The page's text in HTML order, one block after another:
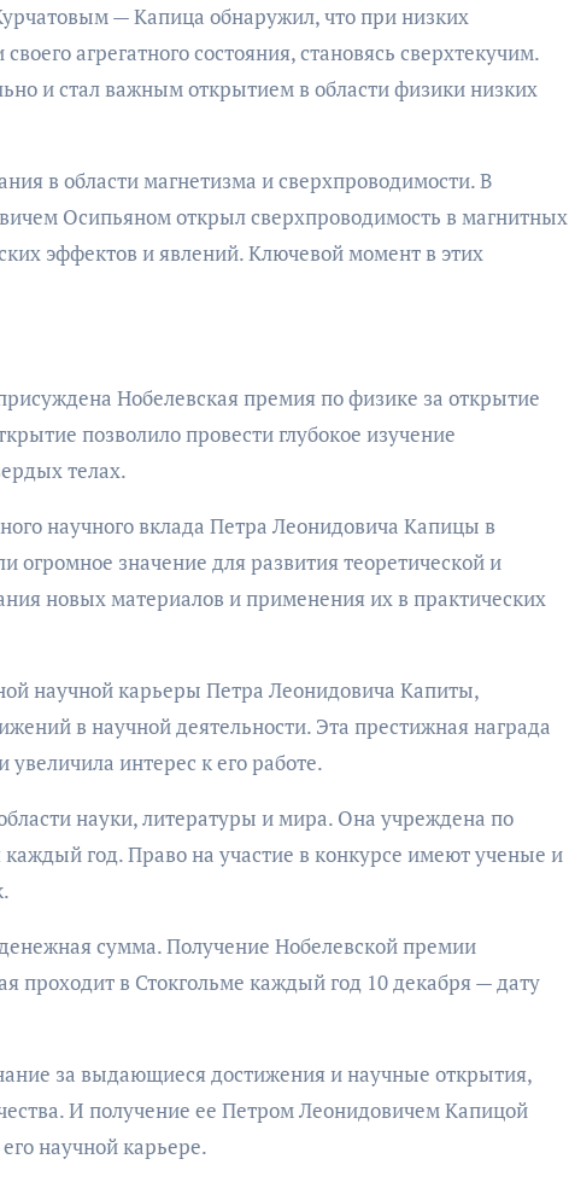
— Капица обнаружил, что при низких
агрегатного состояния, становясь сверхтекучим.
и стал важным открытием в области физики низких
в области магнетизма и сверхпроводимости. В
Осипьяном открыл сверхпроводимость в магнитных
эффектов и явлений. Ключевой момент в этих
Нобелевская премия по физике за открытие
позволило провести глубокое изучение
телах.
научного вклада Петра Леонидовича Капицы в
огромное значение для развития теоретической и
новых материалов и применения их в практических
научной карьеры Петра Леонидовича Капиты,
в научной деятельности. Эта престижная награда
интерес к его работе.
науки, литературы и мира. Она учреждена по
год. Право на участие в конкурсе имеют ученые и
сумма. Получение Нобелевской премии
проходит в Стокгольме каждый год 10 декабря — дату
за выдающиеся достижения и научные открытия,
И получение ее Петром Леонидовичем Капицой
научной карьере.